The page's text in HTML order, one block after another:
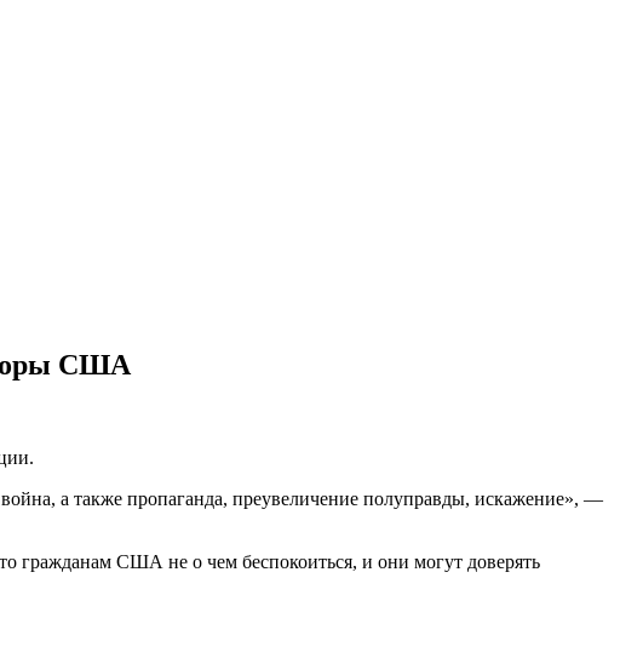
США
а также пропаганда, преувеличение полуправды, искажение», —
гражданам США не о чем беспокоиться, и они могут доверять